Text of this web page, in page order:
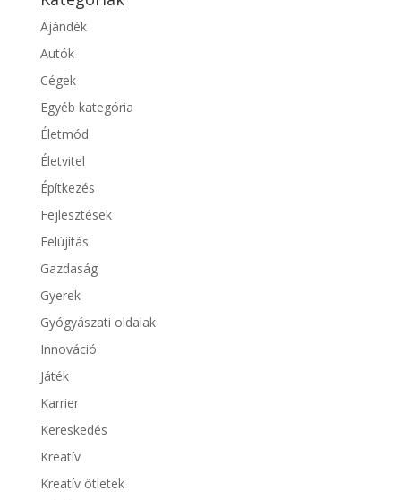
Ajándék
Autók
Cégek
Egyéb kategória
Életmód
Életvitel
Építkezés
Fejlesztések
Felújítás
Gazdaság
Gyerek
Gyógyászati oldalak
Innováció
Játék
Karrier
Kereskedés
Kreatív
Kreatív ötletek